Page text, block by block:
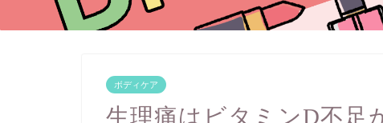
ボディケア
生理痛はビタミンD不足